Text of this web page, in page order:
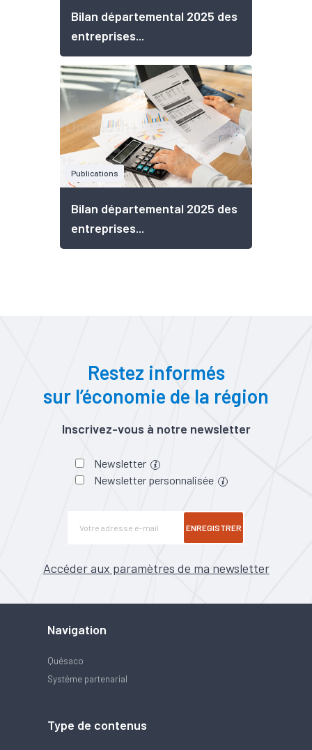
Bilan départemental 2025 des
entreprises...
Publications
Bilan départemental 2025 des
entreprises...
Restez informés
sur l’économie de la région
Inscrivez-vous à notre newsletter
Newsletter
Newsletter personnalisée
ENREGISTRER
Accéder aux paramètres de ma newsletter
Navigation
Quésaco
Système partenarial
Type de contenus